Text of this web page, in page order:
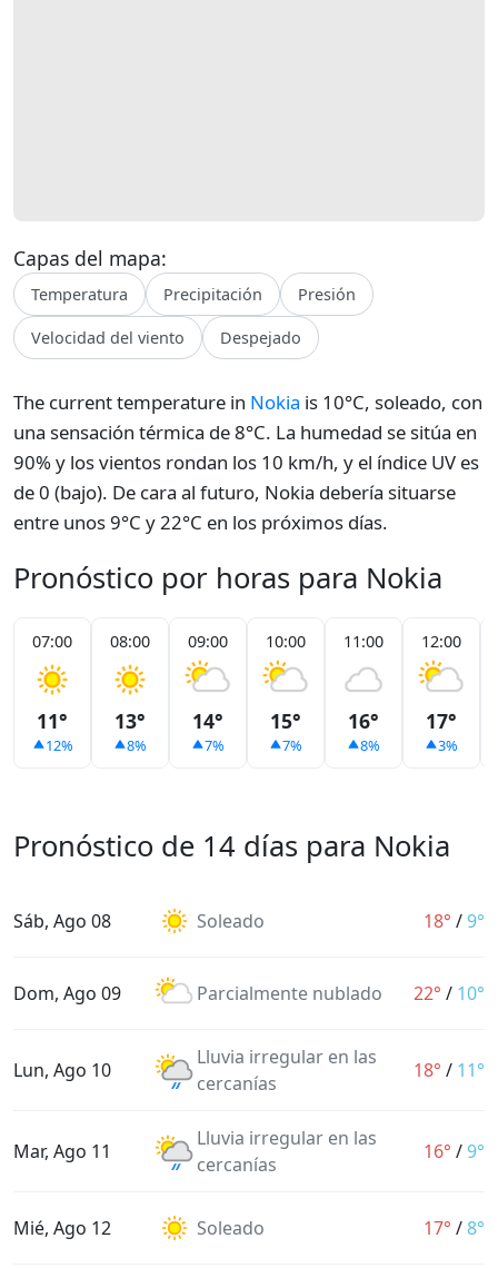
Capas del mapa:
Temperatura Precipitación Presión
Velocidad del viento Despejado
The current temperature in Nokia is 10°C, soleado, con
una sensación térmica de 8°C. La humedad se sitúa en
90% y los vientos rondan los 10 km/h, y el índice UV es
de 0 (bajo). De cara al futuro, Nokia debería situarse
entre unos 9°C y 22°C en los próximos días.
Pronóstico por horas para Nokia
07:00
11°
12%
08:00
13°
8%
09:00
14°
7%
10:00
15°
7%
11:00
16°
8%
12:00
17°
3%
Pronóstico de 14 días para Nokia
Sáb, Ago 08 Soleado 18° /9°
Dom, Ago 09 Parcialmente nublado 22° / 10°
Lun, Ago 10
Lluvia irregular en las
cercanías
18° / 11°
Mar, Ago 11
Lluvia irregular en las
cercanías
16° /9°
Mié, Ago 12 Soleado 17° /8°